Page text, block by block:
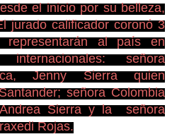
el inicio por su belleza,
jurado calificador coronó 3
representarán al país en
internacionales:señora
Jenny Sierra quien
señora Colombia
Andrea Sierra y la señora
Rojas.